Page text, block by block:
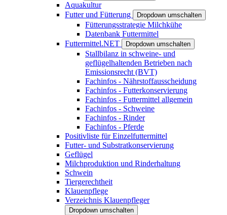
Aquakultur
Futter und Fütterung
Dropdown umschalten
Fütterungsstrategie Milchkühe
Datenbank Futtermittel
Futtermittel.NET
Dropdown umschalten
Stallbilanz in schweine- und
geflügelhaltenden Betrieben nach
Emissionsrecht (BVT)
Fachinfos - Nährstoffausscheidung
Fachinfos - Futterkonservierung
Fachinfos - Futtermittel allgemein
Fachinfos - Schweine
Fachinfos - Rinder
Fachinfos - Pferde
Positivliste für Einzelfuttermittel
Futter- und Substratkonservierung
Geflügel
Milchproduktion und Rinderhaltung
Schwein
Tiergerechtheit
Klauenpflege
Verzeichnis Klauenpfleger
Dropdown umschalten